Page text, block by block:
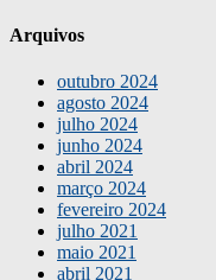
Arquivos
outubro 2024
agosto 2024
julho 2024
junho 2024
abril 2024
março 2024
fevereiro 2024
julho 2021
maio 2021
abril 2021